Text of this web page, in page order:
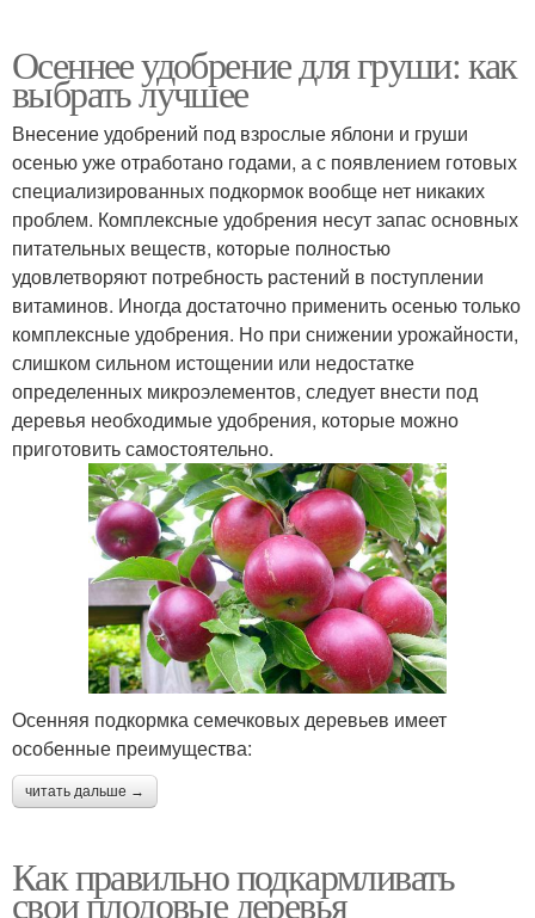
Осеннее удобрение для груши: как
выбрать лучшее
Внесение удобрений под взрослые яблони и груши
осенью уже отработано годами, а с появлением готовых
специализированных подкормок вообще нет никаких
проблем. Комплексные удобрения несут запас основных
питательных веществ, которые полностью
удовлетворяют потребность растений в поступлении
витаминов. Иногда достаточно применить осенью только
комплексные удобрения. Но при снижении урожайности,
слишком сильном истощении или недостатке
определенных микроэлементов, следует внести под
деревья необходимые удобрения, которые можно
приготовить самостоятельно.
Осенняя подкормка семечковых деревьев имеет
особенные преимущества:
читать дальше →
Как правильно подкармливать
свои плодовые деревья